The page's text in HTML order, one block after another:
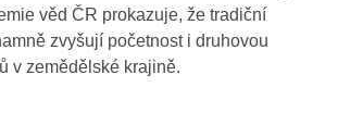
věd ČR prokazuje, že tradiční
zvyšují početnost i druhovou
v zemědělské krajině.